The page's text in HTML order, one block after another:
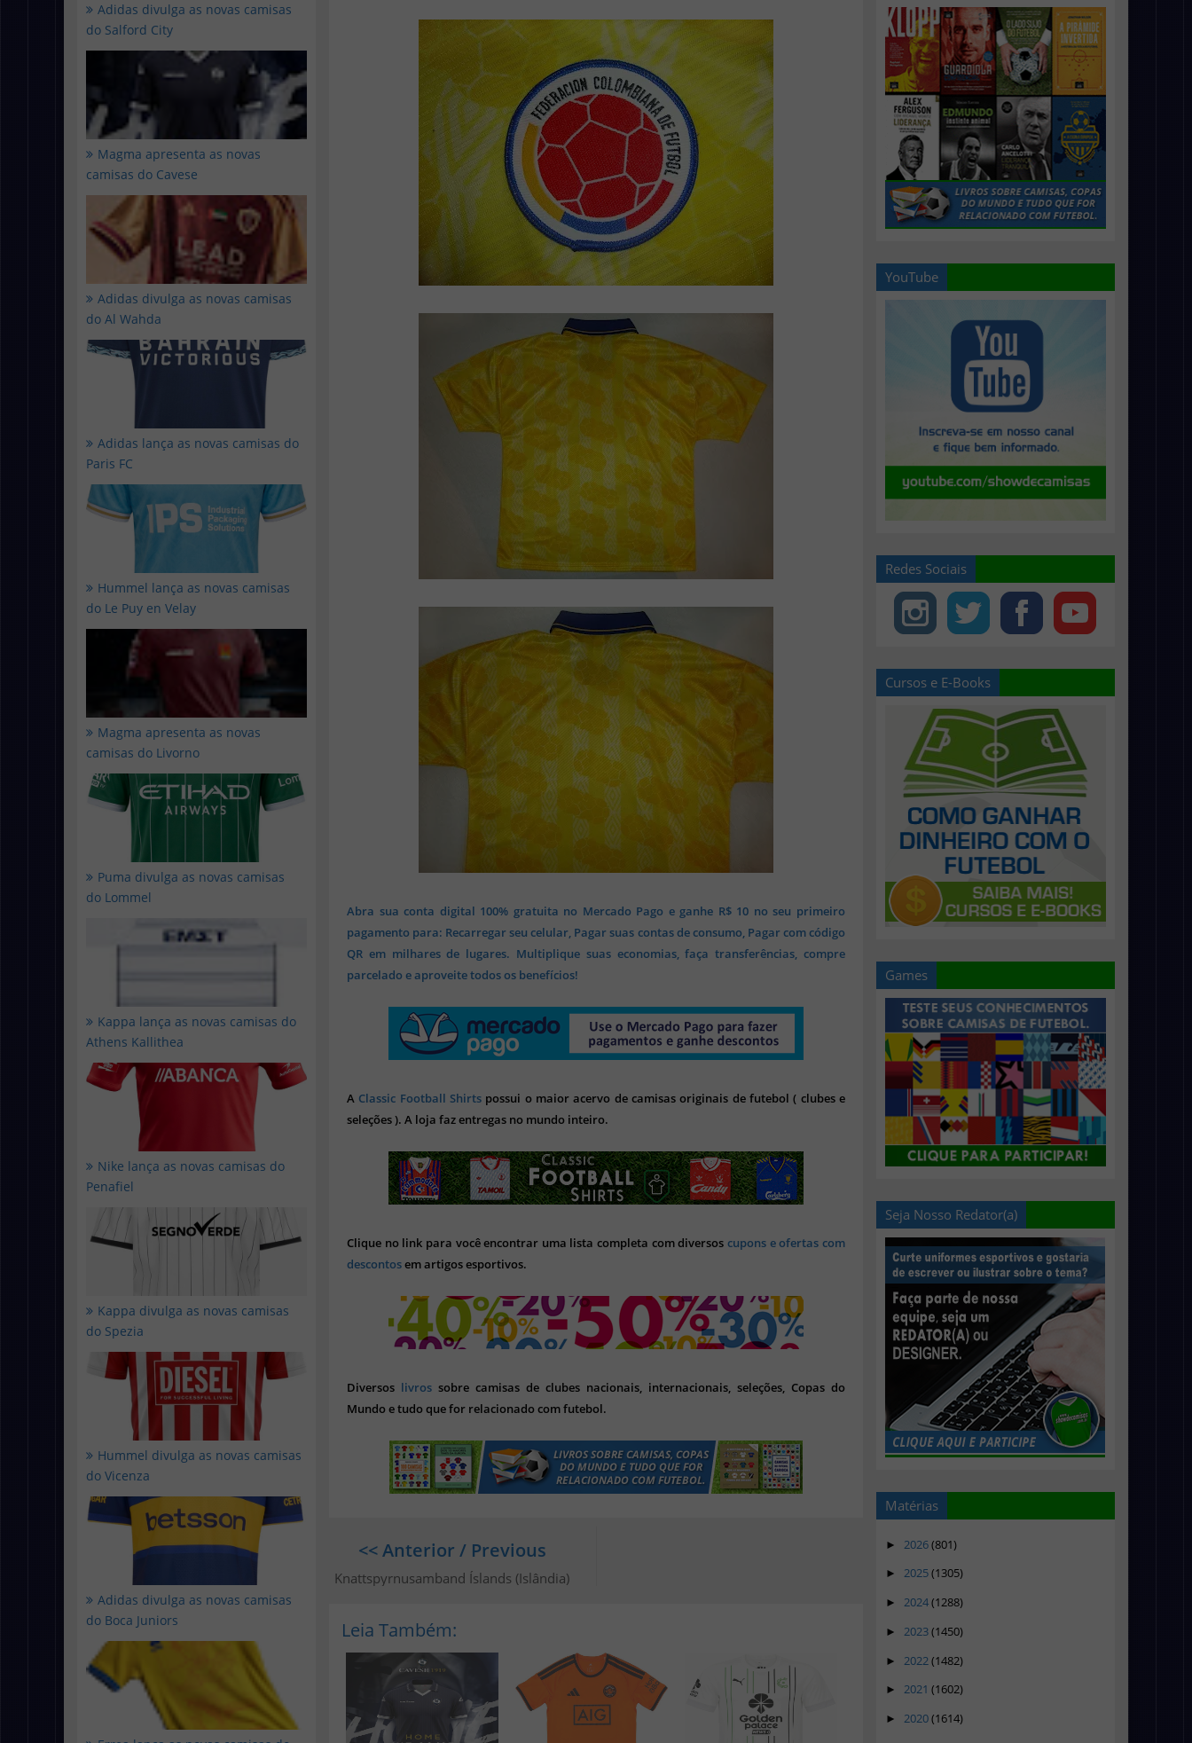
Adidas divulga as novas camisas
do Salford City
Magma apresenta as novas
camisas do Cavese
Adidas divulga as novas camisas
do Al Wahda
Adidas lança as novas camisas do
Paris FC
Hummel lança as novas camisas
do Le Puy en Velay
Magma apresenta as novas
camisas do Livorno
Puma divulga as novas camisas
do Lommel
Kappa lança as novas camisas do
Athens Kallithea
Nike lança as novas camisas do
Penafiel
Kappa divulga as novas camisas
do Spezia
Hummel divulga as novas camisas
do Vicenza
Adidas divulga as novas camisas
do Boca Juniors
Abra sua conta digital 100% gratuita no Mercado Pago e ganhe R$ 10 no seu primeiro
pagamento para: Recarregar seu celular, Pagar suas contas de consumo, Pagar com código
QR em milhares de lugares. Multiplique suas economias, faça transferências, compre
parcelado e aproveite todos os benefícios!
A Classic Football Shirts possui o maior acervo de camisas originais de futebol ( clubes e
seleções ). A loja faz entregas no mundo inteiro.
Clique no link para você encontrar uma lista completa com diversoscupons e ofertas com
descontosem artigos esportivos.
Diversos livros sobre camisas de clubes nacionais, internacionais, seleções, Copas do
Mundo e tudo que for relacionado com futebol.
<< Anterior / Previous
Knattspyrnusamband Íslands (Islândia)
Leia Também:
YouTube
Redes Sociais
Cursos e E-Books
Games
Seja Nosso Redator(a)
Matérias
► 2026(801)
► 2025(1305)
► 2024(1288)
► 2023(1450)
► 2022(1482)
► 2021 (1602)
► 2020(1614)